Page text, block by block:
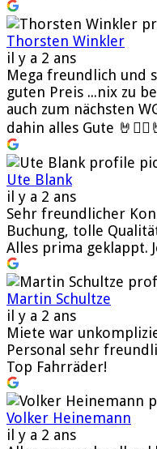
Thorsten Winkler
il y a 2 ans
Mega freundlich und
guten Preis ...nix zu
auch zum nächsten
dahin alles Gute
Ute Blank
il y a 2 ans
Sehr freundlicher
Buchung, tolle
Alles prima geklappt.
Martin Schultze
il y a 2 ans
Miete war
Personal sehr
Top Fahrräder!
Volker Heinemann
il y a 2 ans